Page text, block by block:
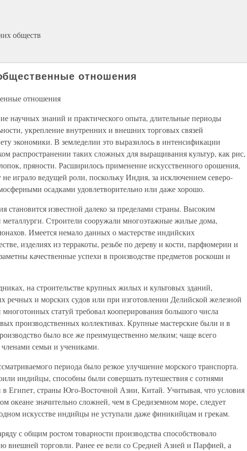
обществ
отношения
отношения
научных знаний и практического опыта, длительные периоды
укрепление внутренних и внешних торговых связей
экономики. В земледелии это выразилось в интенсификации
распространении таких сложных для выращивания культур, как рис,
пряности. Расширилось применение искусственного орошения,
играло ведущей роли, поскольку Индия, за исключением северо-
осадками удовлетворительно или даже хорошо.
становится известной далеко за пределами страны. Высоким
металлурги. Строители сооружали многоэтажные жилые дома,
Имеется немало данных о мастерстве индийских
изделиях из терракоты, резьбе по дереву и кости, парфюмерии и
качественные успехи в производстве предметов роскоши и
на строительстве крупных жилых и культовых зданий,
речных и морских судов или при изготовлении Делийской железной
статуй требовал кооперирования большого числа
производственных коллективах. Крупные мастерские были и в
было все же преимущественно мелким; чаще всего
членами семьи и учениками.
периода было резкое улучшение морского транспорта.
индийцы, способны были совершать путешествия с сотнями
в Египет, страны Юго-Восточной Азии, Китай. Учитывая, что условия
океане значительно сложней, чем в Средиземном море, следует
искусстве индийцы не уступали даже финикийцам и грекам.
с общим ростом товарности производства способствовало
внешней торговли. Ранее ее вели со Средней Азией и Парфией, а